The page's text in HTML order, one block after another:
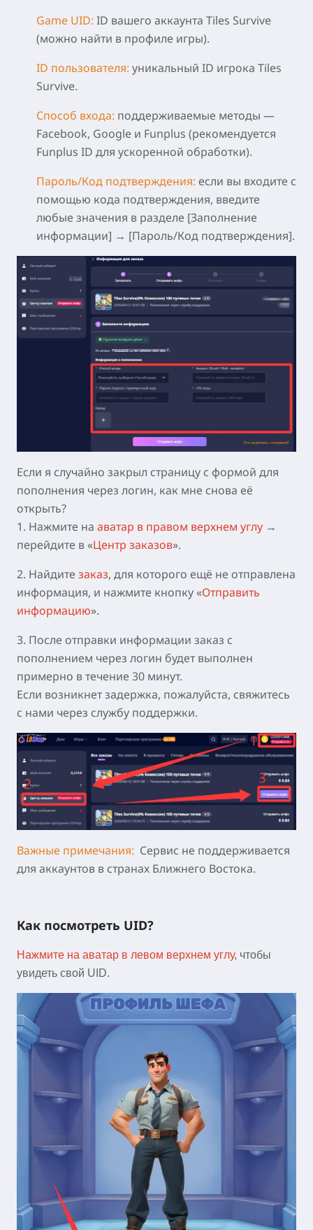
Game UID: ID вашего аккаунта Tiles Survive
(можно найти в профиле игры).
ID пользователя: уникальный ID игрока Tiles
Survive.
Способ входа: поддерживаемые методы —
Facebook, Google и Funplus (рекомендуется
Funplus ID для ускоренной обработки).
Пароль/Код подтверждения: если вы входите с
помощью кода подтверждения, введите
любые значения в разделе [Заполнение
информации] → [Пароль/Код подтверждения].
Если я случайно закрыл страницу с формой для
пополнения через логин, как мне снова её
открыть?
1. Нажмите на аватар в правом верхнем углу →
перейдите в «Центр заказов».
2. Найдите заказ, для которого ещё не отправлена
информация, и нажмите кнопку «Отправить
информацию».
3. После отправки информации заказ с
пополнением через логин будет выполнен
примерно в течение 30 минут.
Если возникнет задержка, пожалуйста, свяжитесь
с нами через службу поддержки.
Важные примечания: Сервис не поддерживается
для аккаунтов в странах Ближнего Востока.
Как посмотреть UID?
Нажмите на аватар в левом верхнем углу, чтобы
увидеть свой UID.